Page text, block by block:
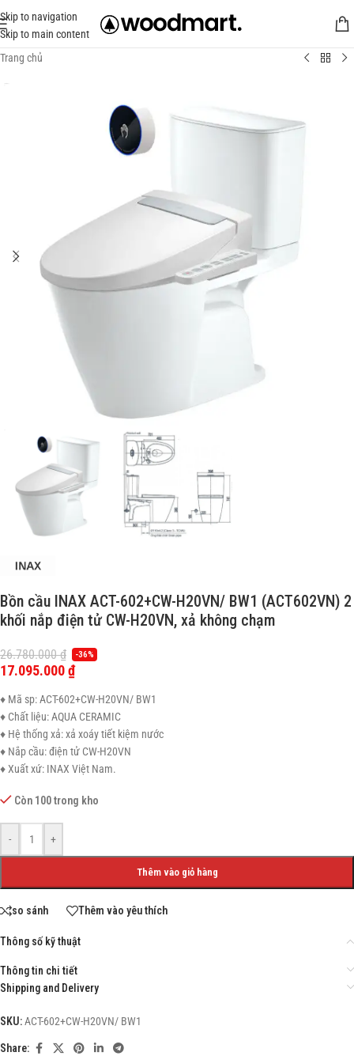
Skip to navigation
Skip to main content
Trang chủ
Bồn cầu INAX ACT-602+CW-H20VN/ BW1 (ACT602VN) 2
khối nắp điện tử CW-H20VN, xả không chạm
26.780.000₫ -36%
17.095.000₫
♦ Mã sp: ACT-602+CW-H20VN/ BW1
♦ Chất liệu: AQUA CERAMIC
♦ Hệ thống xả: xả xoáy tiết kiệm nước
♦ Nắp cầu: điện tử CW-H20VN
♦ Xuất xứ: INAX Việt Nam.
Còn 100 trong kho
- +
Thêm vào giỏ hàng
so sánh Thêm vào yêu thích
Thông số kỹ thuật
Thông tin chi tiết
Shipping and Delivery
SKU:ACT-602+CW-H20VN/ BW1
Share: